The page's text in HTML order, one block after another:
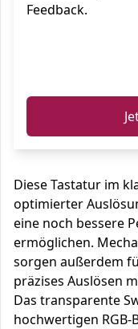
Feedback.
Diese Tastatur im
optimierter
eine noch bessere
ermöglichen.
sorgen außerdem
präzises Auslösen
Das transparente
hochwertigen